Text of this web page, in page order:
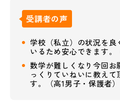
受講者の声
学校（私立）の状況を良
いるため安心できます。
数学が難しくなり今回お
っくりていねいに教えて
す。（高1男子・保護者）